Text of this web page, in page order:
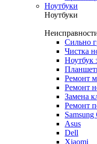
Ноутбуки
Ноутбуки
Сильно
Чистка
Ноутбук
Ремонт
Ремонт
Замена
Ремонт
Asus
Dell
Xiaomi